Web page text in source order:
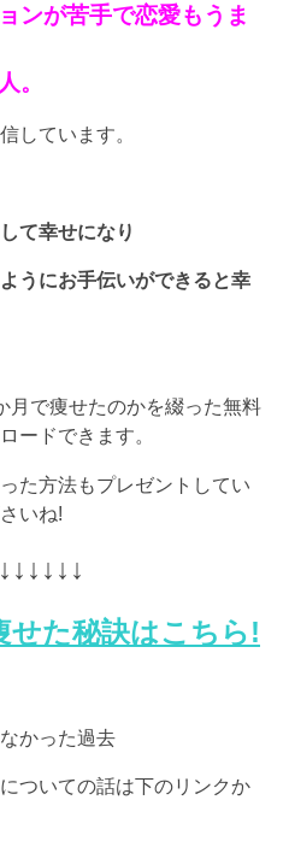
ンが苦手で恋愛もうま
。
しています。
て幸せになり
うにお手伝いができると幸
月で痩せたのかを綴った無料
ードできます。
た方法もプレゼントしてい
いね!
せた秘訣はこちら!
かった過去
ついての話は下のリンクか